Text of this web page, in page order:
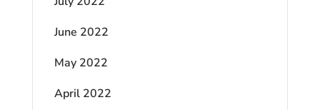
June 2022
May 2022
April 2022